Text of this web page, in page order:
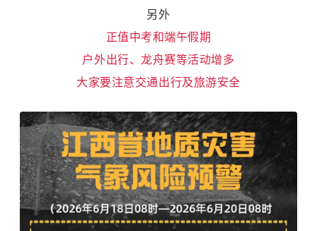
另外
正值中考和端午假期
户外出行、龙舟赛等活动增多
大家要注意交通出行及旅游安全